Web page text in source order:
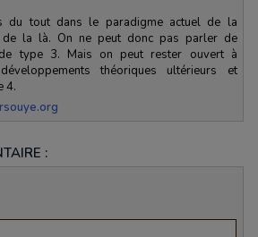
du tout dans le paradigme actuel de la
de la là. On ne peut donc pas parler de
type 3. Mais on peut rester ouvert à
théoriques ultérieurs et
4.
: